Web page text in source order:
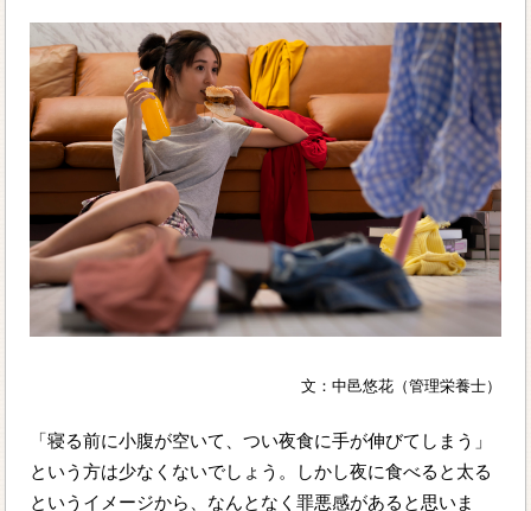
文：中邑悠花（管理栄養士）
「寝る前に小腹が空いて、つい夜食に手が伸びてしまう」
という方は少なくないでしょう。しかし夜に食べると太る
というイメージから、なんとなく罪悪感があると思いま